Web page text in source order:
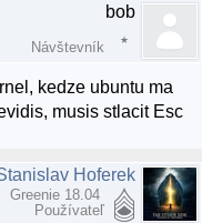
bob
Návštevník
kedze ubuntu ma
musis stlacit Esc
Hoferek
Greenie 18.04
Používateľ